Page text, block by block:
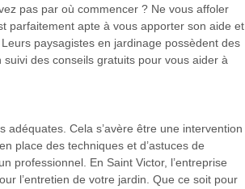
pas par où commencer ? Ne vous affoler
parfaitement apte à vous apporter son aide et
paysagistes en jardinage possèdent des
des conseils gratuits pour vous aider à
adéquates. Cela s’avère être une intervention
place des techniques et d’astuces de
professionnel. En Saint Victor, l’entreprise
l’entretien de votre jardin. Que ce soit pour